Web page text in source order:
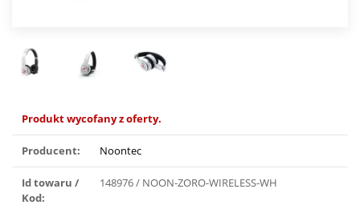
Produkt wycofany z oferty.
Producent: Noontec
Id towaru /
Kod:
148976 / NOON-ZORO-WIRELESS-WH